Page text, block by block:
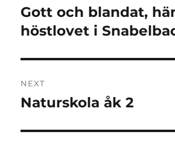
navigation
Previous
post:
Gott och blandat,
höstlovet i
NEXT
Next
Naturskola åk 2